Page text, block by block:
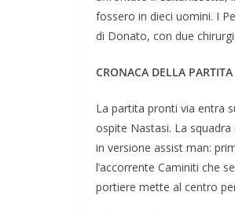
fossero in dieci uomini. I
di Donato, con due
CRONACA DELLA PARTITA
La partita pronti via entra
ospite Nastasi. La
in versione assist man:
l’accorrente Caminiti che
portiere mette al centro